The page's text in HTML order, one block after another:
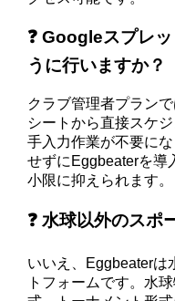
❓ Googleスプレ
うに行いますか？
クラブ管理者プラン
シートから直接スケ
手入力作業が不要に
せずにEggbeaterを導
小限に抑えられます。
❓ 水球以外のスポ
いいえ、Eggbeaterは
トフォームです。水